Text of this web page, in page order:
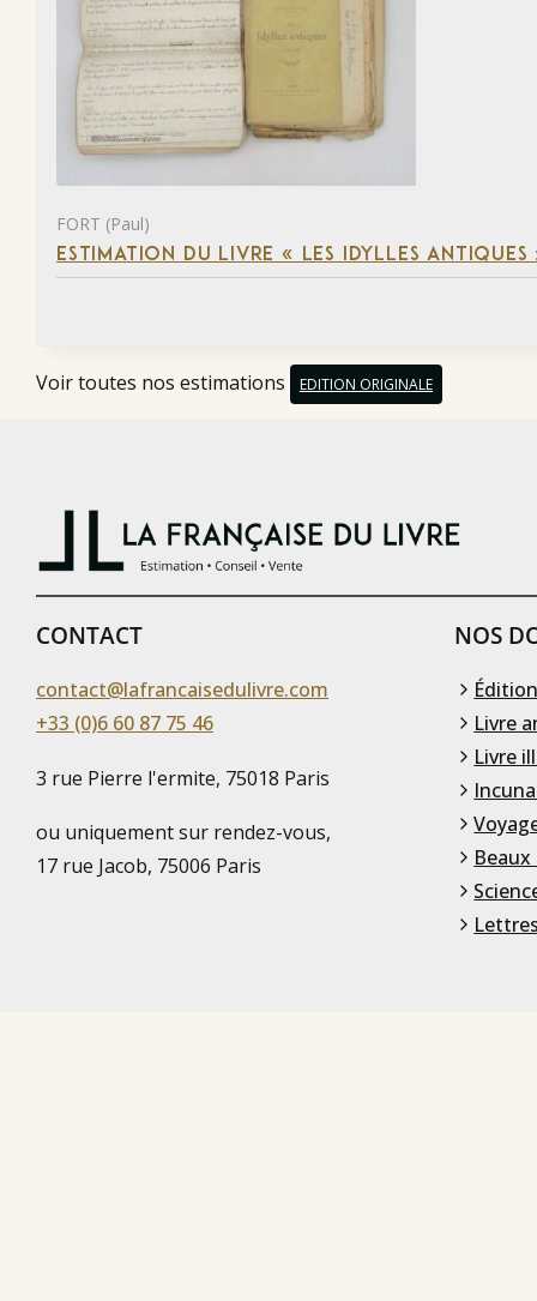
FORT (Paul)
ESTIMATION DU LIVRE « LES IDYLLES
Voir toutes nos estimations EDITION ORIGINALE
CONTACT
contact@lafrancaisedulivre.com
+33 (0)6 60 87 75 46
3 rue Pierre l'ermite, 75018 Paris
ou uniquement sur rendez-vous,
17 rue Jacob, 75006 Paris
NOS
Livre
Livre